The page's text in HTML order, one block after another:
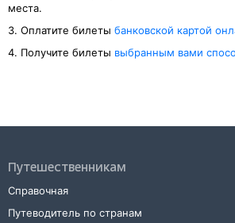
места.
3. Оплатите билеты банковской картой
4. Получите билеты выбранным вами
Путешественникам
Справочная
Путеводитель по странам